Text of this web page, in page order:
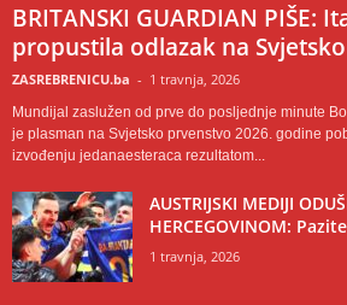
BRITANSKI GUARDIAN PIŠE:
propustila odlazak na
ZASREBRENICU.ba - 1 travnja, 2026
Mundijal zaslužen od prve do posljednje minute
je plasman na Svjetsko prvenstvo 2026. godine
izvođenju jedanaesteraca rezultatom...
AUSTRIJSKI MEDIJI
HERCEGOVINOM:
1 travnja, 2026